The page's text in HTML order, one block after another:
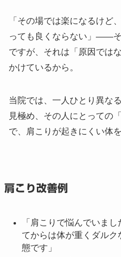
「その場では楽になるけど
っても良くならない」——
ですが、それは「原因では
かけているから。
当院では、一人ひとり異な
見極め、その人にとっての
で、肩こりが起きにくい体
肩こり改善例
「肩こりで悩んでいま
てからは体が重くダル
態です」